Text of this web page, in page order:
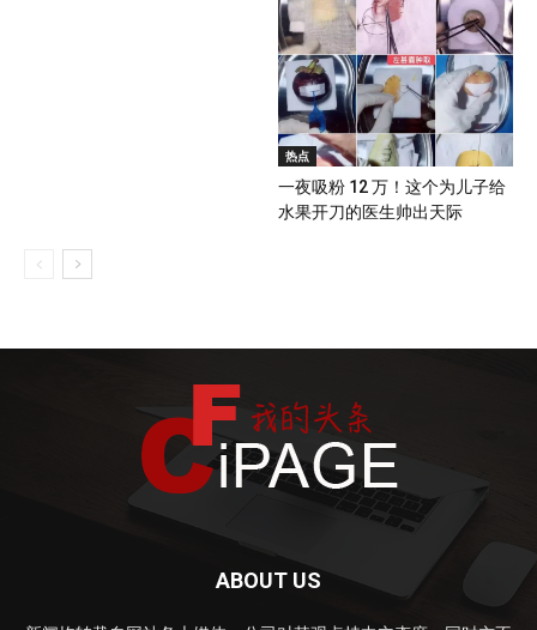
热点
一夜吸粉 12 万！这个为儿子给
水果开刀的医生帅出天际
ABOUT US